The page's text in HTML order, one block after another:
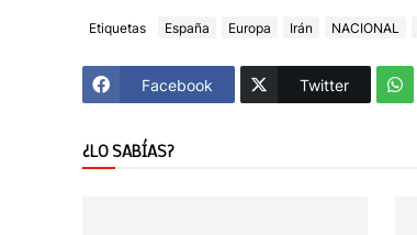
Etiquetas España Europa Irán NACIONAL
Facebook Twitter
¿LO SABÍAS?